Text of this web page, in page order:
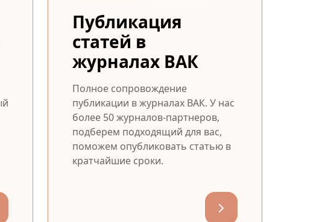
Публикация
статей в
журналах ВАК
Полное сопровождение
публикации в журналах ВАК. У нас
более 50 журналов-партнеров,
подберем подходящий для вас,
поможем опубликовать статью в
кратчайшие сроки.